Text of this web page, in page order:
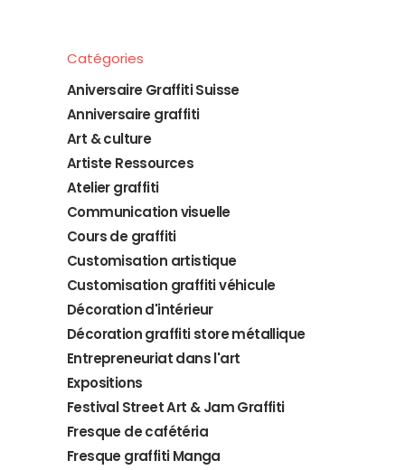
Catégories
Aniversaire Graffiti Suisse
Anniversaire graffiti
Art & culture
Artiste Ressources
Atelier graffiti
Communication visuelle
Cours de graffiti
Customisation artistique
Customisation graffiti véhicule
Décoration d'intérieur
Décoration graffiti store métallique
Entrepreneuriat dans l'art
Expositions
Festival Street Art & Jam Graffiti
Fresque de cafétéria
Fresque graffiti Manga